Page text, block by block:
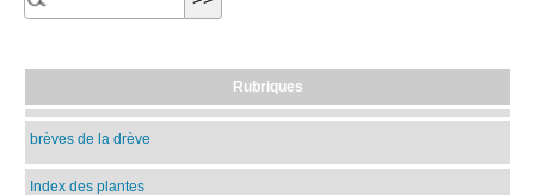
Rubriques
brèves de la drève
Index des plantes